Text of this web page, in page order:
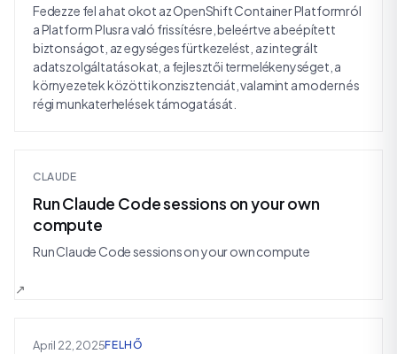
Fedezze fel a hat okot az OpenShift Container Platformról
a Platform Plusra való frissítésre, beleértve a beépített
biztonságot, az egységes fürtkezelést, az integrált
adatszolgáltatásokat, a fejlesztői termelékenységet, a
környezetek közötti konzisztenciát, valamint a modern és
régi munkaterhelések támogatását.
CLAUDE
Run Claude Code sessions on your own
compute
Run Claude Code sessions on your own compute
April 22, 2025FELHŐ